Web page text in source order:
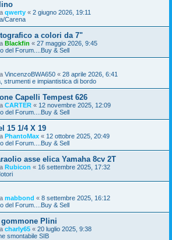
qwerty « 2 giugno 2026, 19:11
Carena
a colori da 7"
Blackfin « 27 maggio 2026, 9:45
del Forum....Buy & Sell
VincenzoBWA650 « 28 aprile 2026, 6:41
strumenti e impiantistica di bordo
Capelli Tempest 626
CARTER « 12 novembre 2025, 12:09
del Forum....Buy & Sell
15 1/4 X 19
PhantoMax « 12 ottobre 2025, 20:49
del Forum....Buy & Sell
asse elica Yamaha 8cv 2T
Rubicon « 16 settembre 2025, 17:32
mabbond « 8 settembre 2025, 16:12
del Forum....Buy & Sell
Plini
charly65 « 20 luglio 2025, 9:38
smontabile SIB